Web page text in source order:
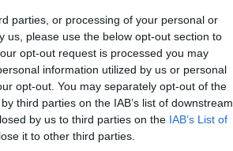
parties, or processing of your personal or
us, please use the below opt-out section to
opt-out request is processed you may
information utilized by us or personal
opt-out. You may separately opt-out of the
third parties on the IAB’s list of downstream
by us to third parties on the IAB’s List of
it to other third parties.
Taccola, che non
- ToscanaMedia.
Attualità